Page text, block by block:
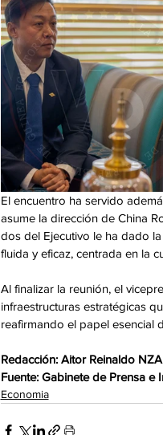
El encuentro ha servido
asume la dirección de China
dos del Ejecutivo le ha dado
fluida y eficaz, centrada en la
Al finalizar la reunión, el
infraestructuras estratégicas
reafirmando el papel esencial
Redacción: Aitor Reinaldo
Fuente: Gabinete de Prensa e
Economia